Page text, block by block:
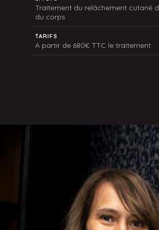
Traitement du relâchement cutané
du corps
TARIFS
A partir de 680€ TTC le traitement